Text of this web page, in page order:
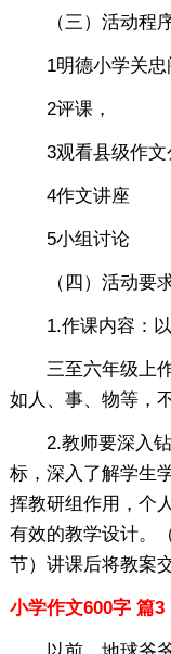
（三）活动程
1明德小学关忠
2评课，
3观看县级作文
4作文讲座
5小组讨论
（四）活动要求
1.作课内容：以
三至六年级上作
如人、事、物等，
2.教师要深入钻
标，深入了解学生
挥教研组作用，个
有效的教学设计。
节）讲课后将教案
小学作文600字 篇3